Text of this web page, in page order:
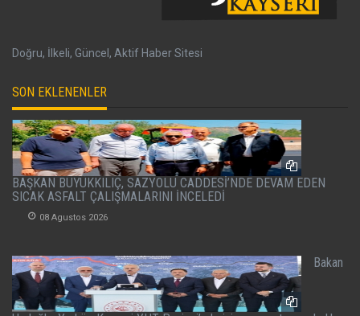
Doğru, İlkeli, Güncel, Aktif Haber Sitesi
SON EKLENENLER
BAŞKAN BÜYÜKKILIÇ, SAZYOLU CADDESİ’NDE DEVAM EDEN
SICAK ASFALT ÇALIŞMALARINI İNCELEDİ
08 Agustos 2026
Bakan